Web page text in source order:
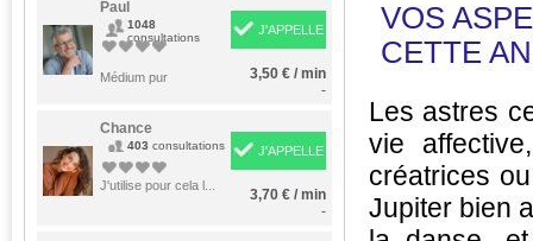
Sagittaire
Paul
1048
consultations
Médium pur
J'APPELLE
3,50 € / min
-
Chance
403 consultations
J'utilise pour cela l...
J'APPELLE
3,70 € / min
-
VOS
CETTE
Les astres
vie
créatrices
Jupiter bien